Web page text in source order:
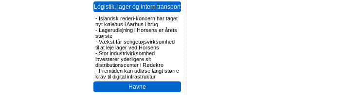
Logistik, lager og intern transport
- Islandsk rederi-koncern har taget
nyt kølehus i Aarhus i brug
- Lagerudlejning i Horsens er årets
største
- Vækst får sengetøjsvirksomhed
til at leje lager ved Horsens
- Stor industrivirksomhed
investerer yderligere sit
distributionscenter i Rødekro
- Fremtiden kan udløse langt større
krav til digital infrastruktur
Havne